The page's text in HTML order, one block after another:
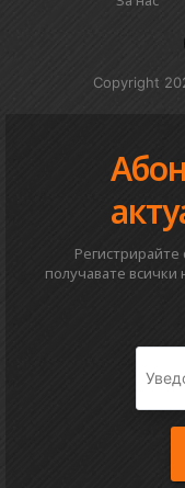
Copyright
Регистрирайте
получавате